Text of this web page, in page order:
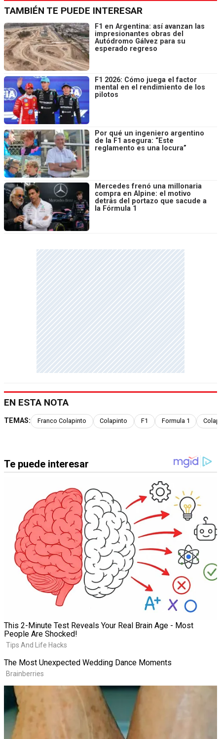
TAMBIÉN TE PUEDE INTERESAR
F1 en Argentina: así avanzan las
impresionantes obras del
Autódromo Gálvez para su
esperado regreso
F1 2026: Cómo juega el factor
mental en el rendimiento de los
pilotos
Por qué un ingeniero argentino
de la F1 asegura: “Este
reglamento es una locura”
Mercedes frenó una millonaria
compra en Alpine: el motivo
detrás del portazo que sacude a
la Fórmula 1
EN ESTA NOTA
TEMAS: Franco Colapinto Colapinto F1 Formula 1